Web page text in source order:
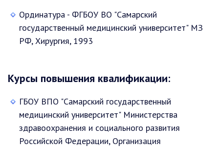
Ординатура - ФГБОУ ВО "Самарский
государственный медицинский университет" МЗ
РФ, Хирургия, 1993
Курсы повышения квалификации:
ГБОУ ВПО "Самарский государственный
медицинский университет" Министерства
здравоохранения и социального развития
Российской Федерации, Организация